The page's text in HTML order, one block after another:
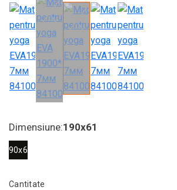
Dimensiune:190x61
190x61
Cantitate